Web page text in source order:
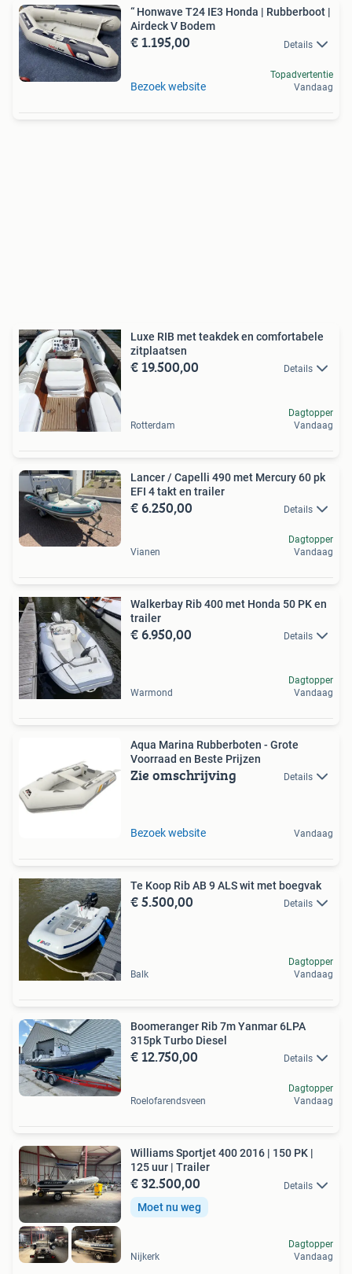
“ Honwave T24 IE3 Honda | Rubberboot |
Airdeck V Bodem
€ 1.195,00 Details
Bezoek website
Topadvertentie
Vandaag
Luxe RIB met teakdek en comfortabele
zitplaatsen
€ 19.500,00 Details
Rotterdam
Dagtopper
Vandaag
Lancer / Capelli 490 met Mercury 60 pk
EFI 4 takt en trailer
€ 6.250,00 Details
Vianen
Dagtopper
Vandaag
Walkerbay Rib 400 met Honda 50 PK en
trailer
€ 6.950,00 Details
Warmond
Dagtopper
Vandaag
Aqua Marina Rubberboten - Grote
Voorraad en Beste Prijzen
Zie omschrijving Details
Bezoek website Vandaag
Te Koop Rib AB 9 ALS wit met boegvak
€ 5.500,00 Details
Balk
Dagtopper
Vandaag
Boomeranger Rib 7m Yanmar 6LPA
315pk Turbo Diesel
€ 12.750,00 Details
Roelofarendsveen
Dagtopper
Vandaag
Williams Sportjet 400 2016 | 150 PK |
125 uur | Trailer
€ 32.500,00 Details
Moet nu weg
Nijkerk
Dagtopper
Vandaag